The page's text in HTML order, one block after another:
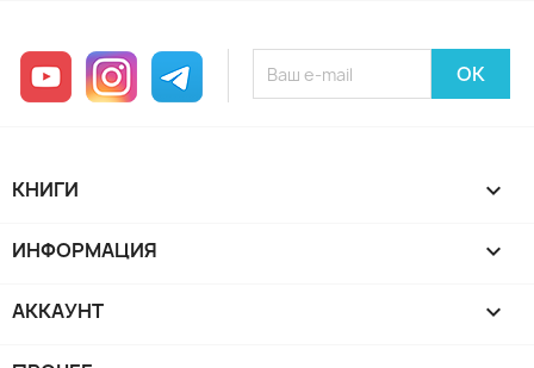
YouTube InstagramTelegram
КНИГИ 
ИНФОРМАЦИЯ 
АККАУНТ 